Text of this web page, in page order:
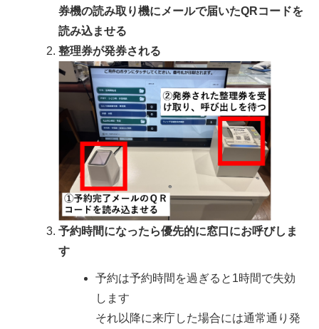
券機の読み取り機にメールで届いたQRコードを
読み込ませる
整理券が発券される
予約時間になったら優先的に窓口にお呼びしま
す
予約は予約時間を過ぎると1時間で失効
します
それ以降に来庁した場合には通常通り発